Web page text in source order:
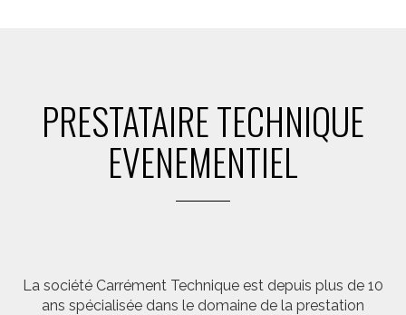
PRESTATAIRE TECHNIQUE
EVENEMENTIEL
La société Carrément Technique est depuis plus de 10
ans spécialisée dans le domaine de la prestation